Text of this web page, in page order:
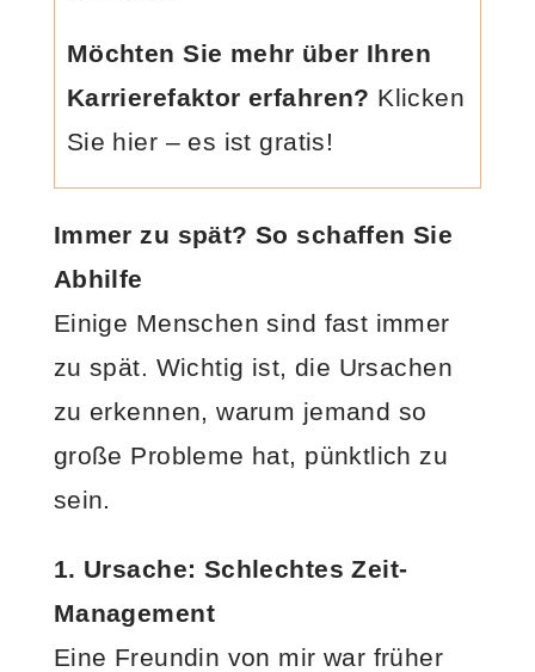
Möchten Sie mehr über Ihren
Karrierefaktor erfahren? Klicken
Sie hier – es ist gratis!
Immer zu spät? So schaffen Sie
Abhilfe
Einige Menschen sind fast immer
zu spät. Wichtig ist, die Ursachen
zu erkennen, warum jemand so
große Probleme hat, pünktlich zu
sein.
1. Ursache: Schlechtes Zeit-
Management
Eine Freundin von mir war früher